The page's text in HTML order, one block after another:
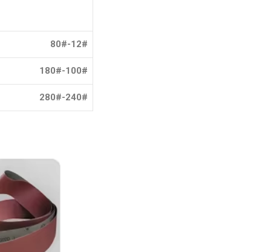
12#-80#
100#-180#
240#-280#